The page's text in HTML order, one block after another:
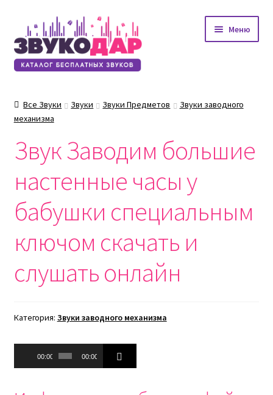
Перейти
к
навигации
Перейти
к
содержимому
Меню
Все Звуки Звуки Звуки Предметов
Звуки заводного
механизма
Звук Заводим большие
настенные часы у
бабушки специальным
ключом скачать и
слушать онлайн
Категория: Звуки заводного механизма
Аудиоплеер
00:00 00:00